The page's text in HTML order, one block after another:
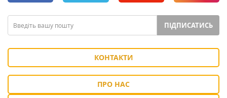
ПІДПИСАТИСЬ
КОНТАКТИ
ПРО НАС